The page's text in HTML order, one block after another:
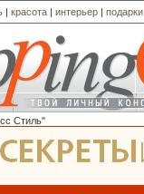
| красота | интерьер | подарки
Стиль"